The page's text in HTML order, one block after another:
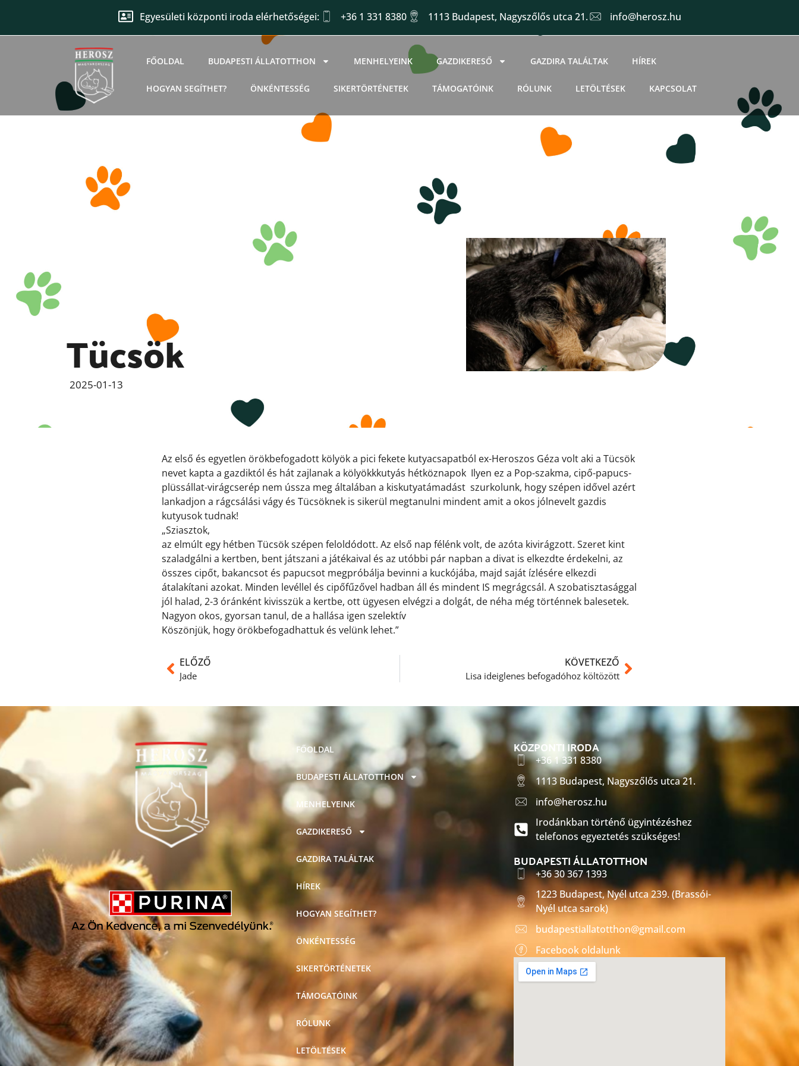
Egyesületi központi iroda elérhetőségei: +36 1 331 8380 1113 Budapest, Nagyszőlős utca 21. info@herosz.hu
FŐOLDAL BUDAPESTI ÁLLATOTTHON MENHELYEINK GAZDIKERESŐ GAZDIRA TALÁLTAK HÍREK
HOGYAN SEGÍTHET? ÖNKÉNTESSÉG SIKERTÖRTÉNETEK TÁMOGATÓINK RÓLUNK LETÖLTÉSEK KAPCSOLAT
Tücsök
2025-01-13
Az első és egyetlen örökbefogadott kölyök a pici fekete kutyacsapatból ex-Heroszos Géza volt aki a Tücsök
nevet kapta a gazdiktól és hát zajlanak a kölyökkkutyás hétköznapok Ilyen ez a Pop-szakma, cipő-papucs-
plüssállat-virágcserép nem ússza meg általában a kiskutyatámadást szurkolunk, hogy szépen idővel azért
lankadjon a rágcsálási vágy és Tücsöknek is sikerül megtanulni mindent amit a okos jólnevelt gazdis
kutyusok tudnak!
„Sziasztok,
az elmúlt egy hétben Tücsök szépen feloldódott. Az első nap félénk volt, de azóta kivirágzott. Szeret kint
szaladgálni a kertben, bent játszani a játékaival és az utóbbi pár napban a divat is elkezdte érdekelni, az
összes cipőt, bakancsot és papucsot megpróbálja bevinni a kuckójába, majd saját ízlésére elkezdi
átalakítani azokat. Minden levéllel és cipőfűzővel hadban áll és mindent IS megrágcsál. A szobatisztasággal
jól halad, 2-3 óránként kivisszük a kertbe, ott ügyesen elvégzi a dolgát, de néha még történnek balesetek.
Nagyon okos, gyorsan tanul, de a hallása igen szelektív
Köszönjük, hogy örökbefogadhattuk és velünk lehet.”
ELŐZŐ
Jade
KÖVETKEZŐ
Lisa ideiglenes befogadóhoz költözött
FŐOLDAL
BUDAPESTI ÁLLATOTTHON
MENHELYEINK
GAZDIKERESŐ
GAZDIRA TALÁLTAK
HÍREK
HOGYAN SEGÍTHET?
ÖNKÉNTESSÉG
SIKERTÖRTÉNETEK
TÁMOGATÓINK
RÓLUNK
LETÖLTÉSEK
KÖZPONTI IRODA
+36 1 331 8380
1113 Budapest, Nagyszőlős utca 21.
info@herosz.hu
Irodánkban történő ügyintézéshez
telefonos egyeztetés szükséges!
BUDAPESTI ÁLLATOTTHON
+36 30 367 1393
1223 Budapest, Nyél utca 239. (Brassói-
Nyél utca sarok)
budapestiallatotthon@gmail.com
Facebook oldalunk